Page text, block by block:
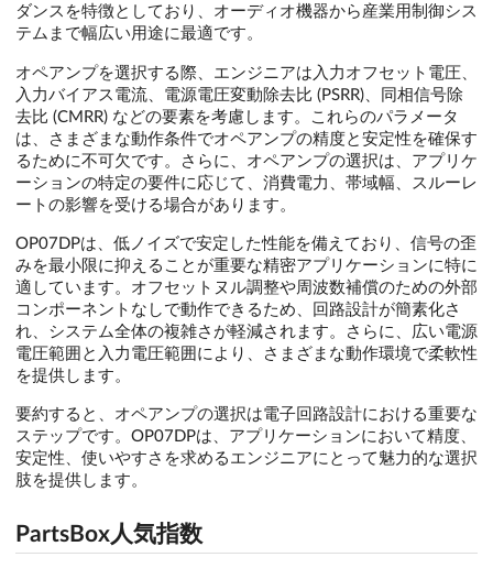
ダンスを特徴としており、オーディオ機器から産業用制御シス
テムまで幅広い用途に最適です。
オペアンプを選択する際、エンジニアは入力オフセット電圧、
入力バイアス電流、電源電圧変動除去比 (PSRR)、同相信号除
去比 (CMRR) などの要素を考慮します。これらのパラメータ
は、さまざまな動作条件でオペアンプの精度と安定性を確保す
るために不可欠です。さらに、オペアンプの選択は、アプリケ
ーションの特定の要件に応じて、消費電力、帯域幅、スルーレ
ートの影響を受ける場合があります。
OP07DPは、低ノイズで安定した性能を備えており、信号の歪
みを最小限に抑えることが重要な精密アプリケーションに特に
適しています。オフセットヌル調整や周波数補償のための外部
コンポーネントなしで動作できるため、回路設計が簡素化さ
れ、システム全体の複雑さが軽減されます。さらに、広い電源
電圧範囲と入力電圧範囲により、さまざまな動作環境で柔軟性
を提供します。
要約すると、オペアンプの選択は電子回路設計における重要な
ステップです。OP07DPは、アプリケーションにおいて精度、
安定性、使いやすさを求めるエンジニアにとって魅力的な選択
肢を提供します。
PartsBox人気指数